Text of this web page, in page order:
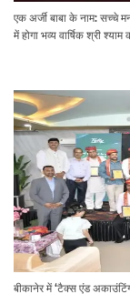
एक अर्जी बाबा के नाम: सच्चे
में होगा भव्य वार्षिक श्री
बीकानेर में ‘टैक्स एंड